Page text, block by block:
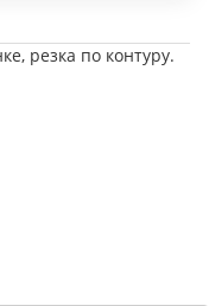
резка по контуру.